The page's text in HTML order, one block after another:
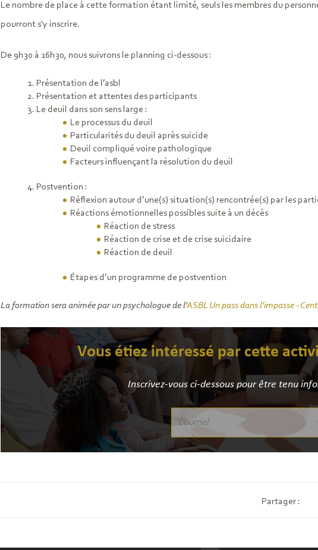
Le nombre de place à cette formation étant limité, seuls les membres du
pourront s'y inscrire.
De 9h30 à 16h30, nous suivrons le planning ci-dessous :
Présentation de l’asbl
Présentation et attentes des participants
Le deuil dans son sens large :
Le processus du deuil
Particularités du deuil après suicide
Deuil compliqué voire pathologique
Facteurs influençant la résolution du deuil
Postvention :
Réflexion autour d’une(s) situation(s) rencontrée(s) par les
Réactions émotionnelles possibles suite à un décès
Réaction de stress
Réaction de crise et de crise suicidaire
Réaction de deuil
Étapes d’un programme de postvention
La formation sera animée par un psychologue de l'ASBL Un pass dans l'impasse -
Vous étiez intéressé par cette
Inscrivez-vous ci-dessous pour être tenu
Partager :